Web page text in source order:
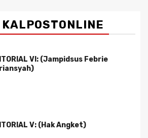
VI: (Jampidsus Febrie
V: (Hak Angket)